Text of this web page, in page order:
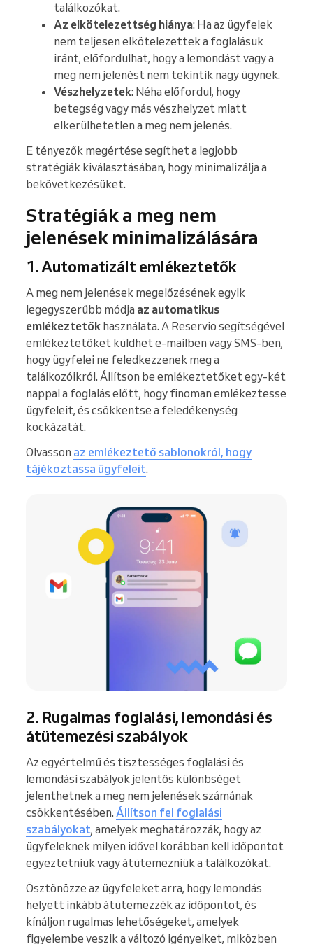
találkozókat.
Az elkötelezettség hiánya: Ha az ügyfelek
nem teljesen elkötelezettek a foglalásuk
iránt, előfordulhat, hogy a lemondást vagy a
meg nem jelenést nem tekintik nagy ügynek.
Vészhelyzetek: Néha előfordul, hogy
betegség vagy más vészhelyzet miatt
elkerülhetetlen a meg nem jelenés.
E tényezők megértése segíthet a legjobb
stratégiák kiválasztásában, hogy minimalizálja a
bekövetkezésüket.
Stratégiák a meg nem
jelenések minimalizálására
1. Automatizált emlékeztetők
A meg nem jelenések megelőzésének egyik
legegyszerűbb módja az automatikus
emlékeztetők használata. A Reservio segítségével
emlékeztetőket küldhet e-mailben vagy SMS-ben,
hogy ügyfelei ne feledkezzenek meg a
találkozóikról. Állítson be emlékeztetőket egy-két
nappal a foglalás előtt, hogy finoman emlékeztesse
ügyfeleit, és csökkentse a feledékenység
kockázatát.
Olvasson az emlékeztető sablonokról, hogy
tájékoztassa ügyfeleit.
2. Rugalmas foglalási, lemondási és
átütemezési szabályok
Az egyértelmű és tisztességes foglalási és
lemondási szabályok jelentős különbséget
jelenthetnek a meg nem jelenések számának
csökkentésében. Állítson fel foglalási
szabályokat, amelyek meghatározzák, hogy az
ügyfeleknek milyen idővel korábban kell időpontot
egyeztetniük vagy átütemezniük a találkozókat.
Ösztönözze az ügyfeleket arra, hogy lemondás
helyett inkább átütemezzék az időpontot, és
kínáljon rugalmas lehetőségeket, amelyek
figyelembe veszik a változó igényeiket, miközben